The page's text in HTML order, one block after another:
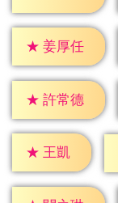
★ 姜厚任
★ 許常德
★ 王凱